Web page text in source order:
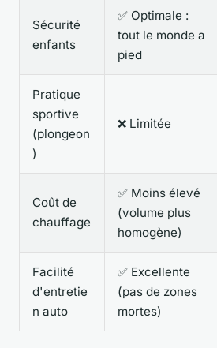
Sécurité
enfants
✅ Optimale :
tout le monde a
pied
Pratique
sportive
(plongeon
)
❌ Limitée
Coût de
chauffage
✅ Moins élevé
(volume plus
homogène)
Facilité
d'entretie
n auto
✅ Excellente
(pas de zones
mortes)